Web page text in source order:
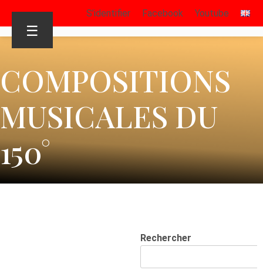
S’identifier Facebook Youtube
☰
COMPOSITIONS
MUSICALES DU
150°
Rechercher